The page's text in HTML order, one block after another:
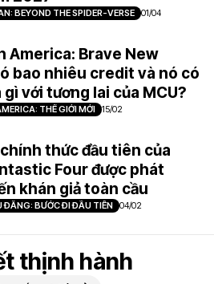
BEYOND THE SPIDER-VERSE 01/04
America: Brave New
bao nhiêu credit và nó có
với tương lai của MCU?
THẾ GIỚI MỚI 15/02
thức đầu tiên của
Four được phát
khán giả toàn cầu
ĐẲNG: BƯỚC ĐI ĐẦU TIÊN 04/02
thịnh hành